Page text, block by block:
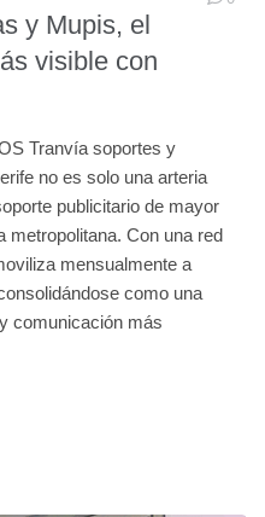
y Mupis, el
visible con
Tranvía soportes y
no es solo una arteria
publicitario de mayor
metropolitana. Con una red
mensualmente a
como una
comunicación más